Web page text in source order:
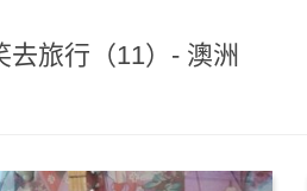
去旅行（11）- 澳洲